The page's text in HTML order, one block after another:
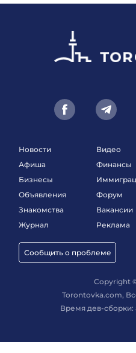
Новости
Афиша
Бизнесы
Объявления
Знакомства
Журнал
Сообщить о проблеме
Видео
Финансы
Форум
Вакансии
Реклама
Copyright
Torontovka.com,
Время дев-сборки: